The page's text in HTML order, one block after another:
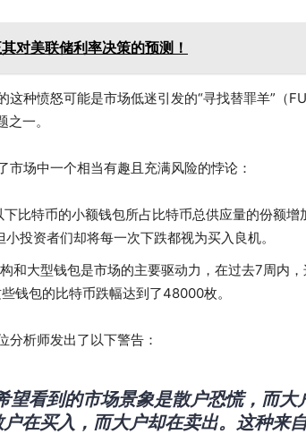
对美联储利率决策的预测！
种愤怒可能是市场低迷引发的“寻找替罪羊”（
一。
场中一个相当有趣且充满风险的悖论：
比特币的小额钱包所占比特币总供应量的份额增
投资者们却将每一次下跌都视为买入良机。
和大型钱包是市场的主要驱动力，在过去7周内
钱包的比特币跌幅达到了48000枚。
析师发出了以下警告：
望看到的市场景象是散户恐慌，而大
在买入，而大户却在卖出。这种来